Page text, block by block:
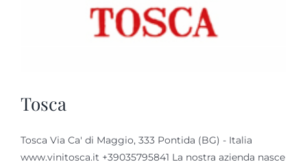
Tosca
Tosca Via Ca' di Maggio, 333 Pontida (BG) - Italia
www.vinitosca.it +39035795841 La nostra azienda nasce